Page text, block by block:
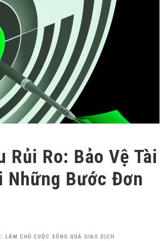
Rủi Ro: Bảo Vệ Tài
Những Bước Đơn
LÀM CHỦ CUỘC SỐNG QUA GIAO DỊCH